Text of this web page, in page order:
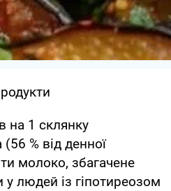
на 1 склянку
% від денної
молоко, збагачене
у людей із гіпотиреозом